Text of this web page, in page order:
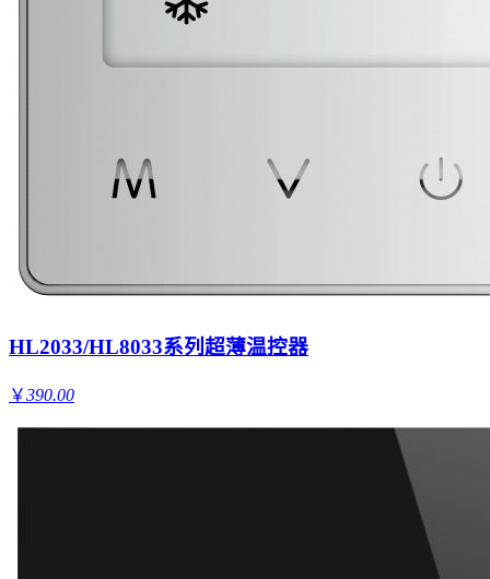
HL2033/HL8033系列超薄温控器
￥390.00